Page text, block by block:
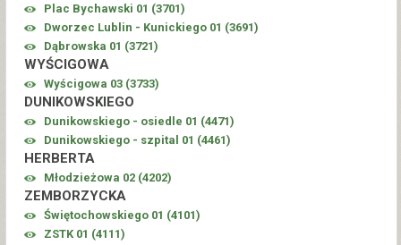
Plac Bychawski 01 (3701)
Dworzec Lublin - Kunickiego 01 (3691)
Dąbrowska 01 (3721)
WYŚCIGOWA
Wyścigowa 03 (3733)
DUNIKOWSKIEGO
Dunikowskiego - osiedle 01 (4471)
Dunikowskiego - szpital 01 (4461)
HERBERTA
Młodzieżowa 02 (4202)
ZEMBORZYCKA
Świętochowskiego 01 (4101)
ZSTK 01 (4111)